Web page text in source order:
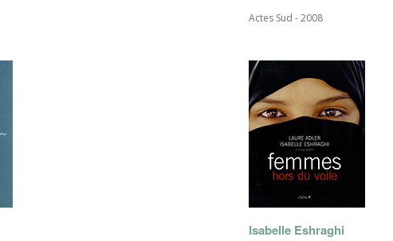
Actes Sud - 2008
Isabelle Eshraghi